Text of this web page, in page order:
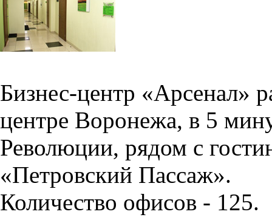
Бизнес-центр «Арсенал»
центре Воронежа, в 5
Революции, рядом с
«Петровский Пассаж».
Количество офисов - 125.